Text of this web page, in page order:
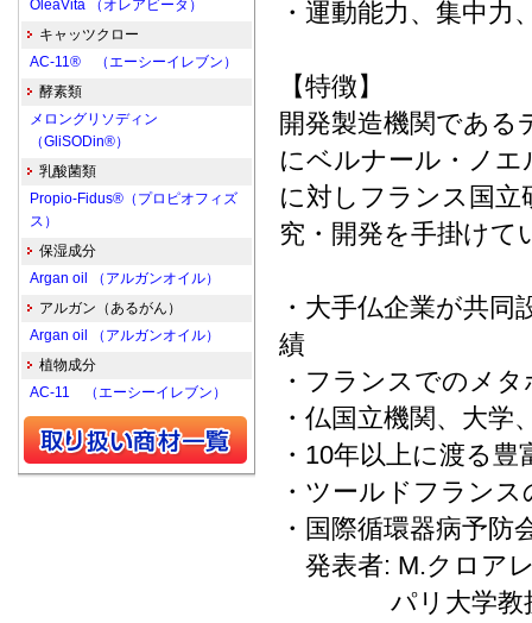
・運動能力、集中
【特徴】
開発製造機関であ
にベルナール・ノ
に対しフランス国立
究・開発を手掛けて
・大手仏企業が共
績
・フランスでのメ
・仏国立機関、大学
・10年以上に渡る
・ツールドフラン
・国際循環器病予防
発表者: M.クロア
パリ大学教
OleaVita （オレアビータ）
キャッツクロー
AC-11® （エーシーイレブン）
酵素類
メロングリソディン
（GliSODin®）
乳酸菌類
Propio-Fidus®（プロピオフィズ
ス）
保湿成分
Argan oil （アルガンオイル）
アルガン（あるがん）
Argan oil （アルガンオイル）
植物成分
AC-11 （エーシーイレブン）